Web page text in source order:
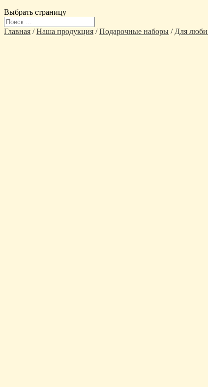
Выбрать страницу
Главная /Наша продукция /Подарочные наборы / Для